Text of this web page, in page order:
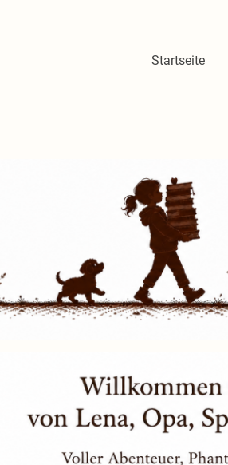
Startseite